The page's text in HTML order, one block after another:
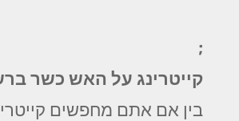
;
קייטרינג על האש כשר
בין אם אתם מחפשים